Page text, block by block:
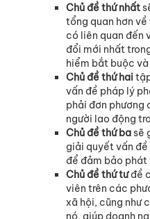
Chủ đề thứ nhất
tổng quan hơn
có liên quan đến
đổi mới nhất
hiểm bắt buộc
Chủ đề thứ hai
vấn đề pháp lý
phải đơn phương
người lao động
Chủ đề thứ basẽ
giải quyết vấn đề
để đảm bảo phát
Chủ đề thứ tưđề
viên trên các
xã hội, cũng như
nó, giúp doanh